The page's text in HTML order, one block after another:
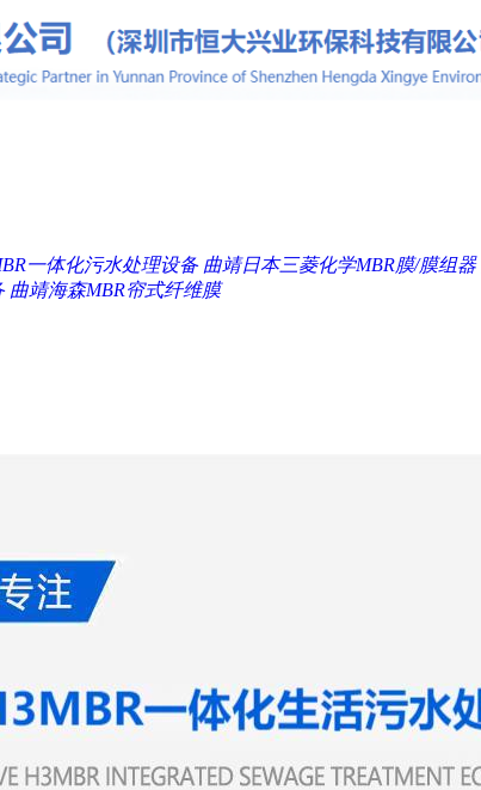
一体化污水处理设备 曲靖日本三菱化学MBR膜/膜组器
曲靖海森MBR帘式纤维膜